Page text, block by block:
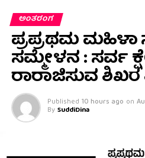
ಅಂತರಂಗ
ಪ್ರಪ್ರಥಮ ಮಹಿಳಾ
ಸಮ್ಮೇಳನ : ಸರ್ವ
ರಾರಾಜಿಸುವ
Published 10 hours ago on
By SuddiDina